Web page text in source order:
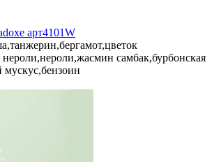
арт4101W
нероли,нероли,жасмин самбак,бурбонская
мускус,бензоин